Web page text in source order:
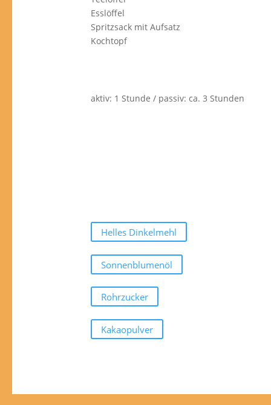
Esslöffel
Spritzsack mit Aufsatz
Kochtopf
aktiv: 1 Stunde / passiv: ca. 3 Stunden
Helles Dinkelmehl
Sonnenblumenöl
Rohrzucker
Kakaopulver